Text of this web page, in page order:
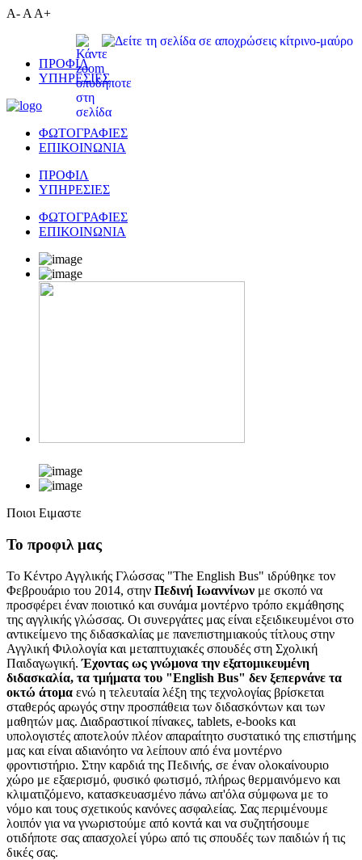
A- A A+
ΠΡΟΦΙΛ
ΥΠΗΡΕΣΙΕΣ
ΦΩΤΟΓΡΑΦΙΕΣ
ΕΠΙΚΟΙΝΩΝΙΑ
ΠΡΟΦΙΛ
ΥΠΗΡΕΣΙΕΣ
ΦΩΤΟΓΡΑΦΙΕΣ
ΕΠΙΚΟΙΝΩΝΙΑ
Ποιοι Ειμαστε
Το προφιλ μας
Το Κέντρο Αγγλικής Γλώσσας "The English Bus" ιδρύθηκε τον
Φεβρουάριο του 2014, στην Πεδινή Ιωαννίνων με σκοπό να
προσφέρει έναν ποιοτικό και συνάμα μοντέρνο τρόπο εκμάθησης
της αγγλικής γλώσσας. Οι συνεργάτες μας είναι εξειδικευμένοι στο
αντικείμενο της διδασκαλίας με πανεπιστημιακούς τίτλους στην
Αγγλική Φιλολογία και μεταπτυχιακές σπουδές στη Σχολική
Παιδαγωγική.Έχοντας ως γνώμονα την εξατομικευμένη
διδασκαλία, τα τμήματα του "English Bus" δεν ξεπερνάνε τα
οκτώ άτομα ενώ η τελευταία λέξη της τεχνολογίας βρίσκεται
σταθερός αρωγός στην προσπάθεια των διδασκόντων και των
μαθητών μας. Διαδραστικοί πίνακες, tablets, e-books και
υπολογιστές αποτελούν πλέον απαραίτητο συστατικό της επιστήμης
μας και είναι αδιανόητο να λείπουν από ένα μοντέρνο
φροντιστήριο. Στην καρδιά της Πεδινής, σε έναν ολοκαίνουριο
χώρο με εξαερισμό, φυσικό φωτισμό, πλήρως θερμαινόμενο και
κλιματιζόμενο, κατασκευασμένο πάνω απ'όλα σύμφωνα με το
νόμο και τους σχετικούς κανόνες ασφαλείας. Σας περιμένουμε
λοιπόν για να γνωριστούμε από κοντά και να συζητήσουμε
οτιδήποτε σας απασχολεί γύρω από τις σπουδές των παιδιών ή τις
δικές σας.